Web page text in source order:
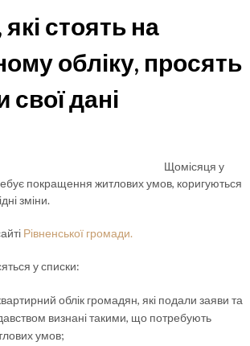
стоять на
обліку, просять
свої дані
Щомісяця у
покращення житлових умов, коригуються
зміни.
Рівненської громади.
у списки:
облік громадян, які подали заяви та
визнані такими, що потребують
умов;